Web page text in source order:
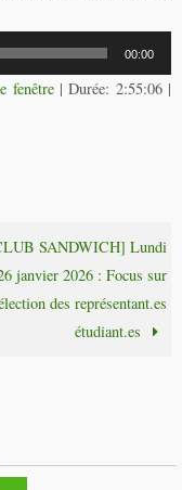
00:00
fenêtre|Durée: 2:55:06|
SANDWICH] Lundi
janvier 2026 : Focus sur
des représentant.es
étudiant.es